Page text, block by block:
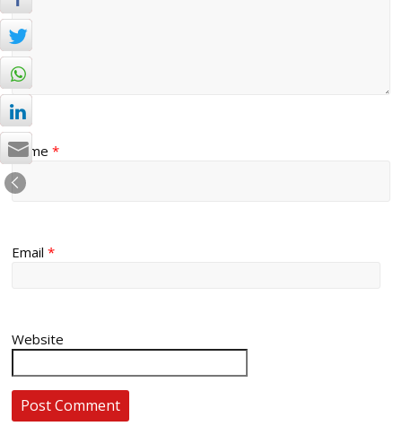
Name*
Email*
Website